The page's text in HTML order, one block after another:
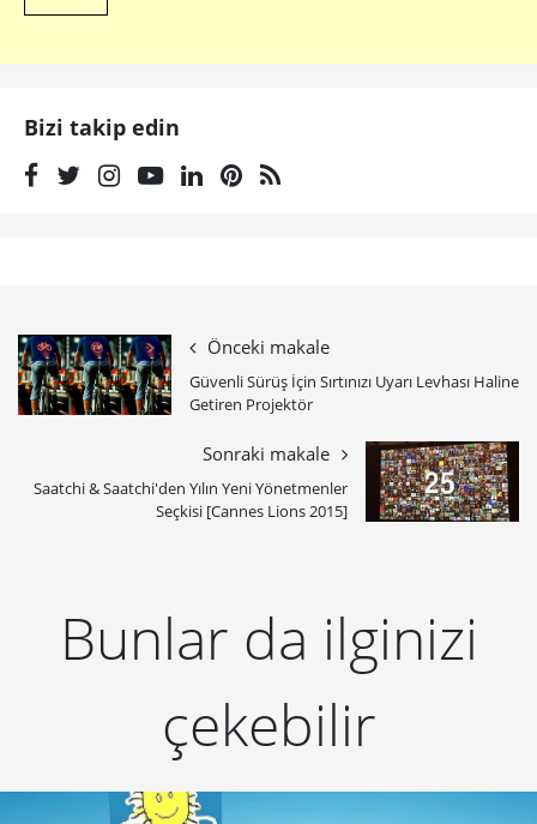
Bizi takip edin
Önceki makale
​Güvenli Sürüş İçin Sırtınızı Uyarı Levhası Haline
Getiren Projektör
Sonraki makale
Saatchi & Saatchi'den Yılın Yeni Yönetmenler
Seçkisi [Cannes Lions 2015]
Bunlar da ilginizi
çekebilir